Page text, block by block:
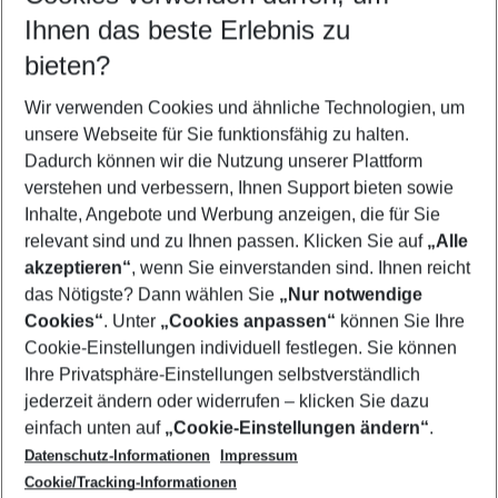
Reisezeitraum wählen
11.08.26– 09.08.27 5-8 Nächte
2 Erwachsene Keine Kinder
Mehr Filter anzeigen
Footer
Footer navigation
Über uns
AGB
Cookie-Einstellungen ändern
Cookie-Richtlinie
Datenschutz
Service & Hilfe
Barrierefreies Reisen
Check-in
Folgen Sie uns
Ihnen das beste Erlebnis zu
bieten?
Wir verwenden Cookies und ähnliche Technologien, um
unsere Webseite für Sie funktionsfähig zu halten.
Dadurch können wir die Nutzung unserer Plattform
verstehen und verbessern, Ihnen Support bieten sowie
Inhalte, Angebote und Werbung anzeigen, die für Sie
relevant sind und zu Ihnen passen. Klicken Sie auf „Alle
akzeptieren“, wenn Sie einverstanden sind. Ihnen reicht
das Nötigste? Dann wählen Sie „Nur notwendige
Cookies“. Unter „Cookies anpassen“ können Sie Ihre
Cookie-Einstellungen individuell festlegen. Sie können
Ihre Privatsphäre-Einstellungen selbstverständlich
jederzeit ändern oder widerrufen – klicken Sie dazu
einfach unten auf „Cookie-Einstellungen ändern“.
Datenschutz-Informationen
Impressum
Cookie/Tracking-Informationen